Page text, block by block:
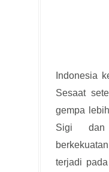
Indonesia
Sesaat
gempa
Sigi dan
terjadi